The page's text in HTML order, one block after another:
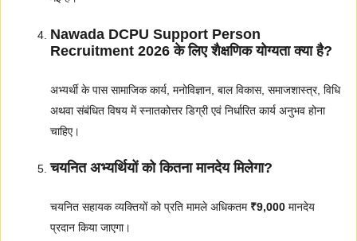
Nawada DCPU Support Person
Recruitment 2026 के लिए शैक्षणिक योग्यता क्या है?
अभ्यर्थी के पास सामाजिक कार्य, मनोविज्ञान, बाल विकास, समाजशास्त्र, विधि
अथवा संबंधित विषय में स्नातकोत्तर डिग्री एवं निर्धारित कार्य अनुभव होना
चाहिए।
चयनित अभ्यर्थियों को कितना मानदेय मिलेगा?
चयनित सहायक व्यक्तियों को प्रति मामले अधिकतम ₹9,000 मानदेय
प्रदान किया जाएगा।